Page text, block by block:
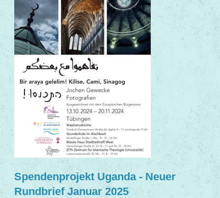
Spendenprojekt Uganda - Neuer
Rundbrief Januar 2025